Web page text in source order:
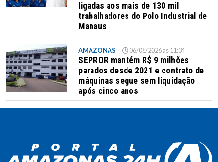
ligadas aos mais de 130 mil
trabalhadores do Polo Industrial de
Manaus
AMAZONAS 06/08/2026 as 11:34
SEPROR mantém R$ 9 milhões
parados desde 2021 e contrato de
máquinas segue sem liquidação
após cinco anos